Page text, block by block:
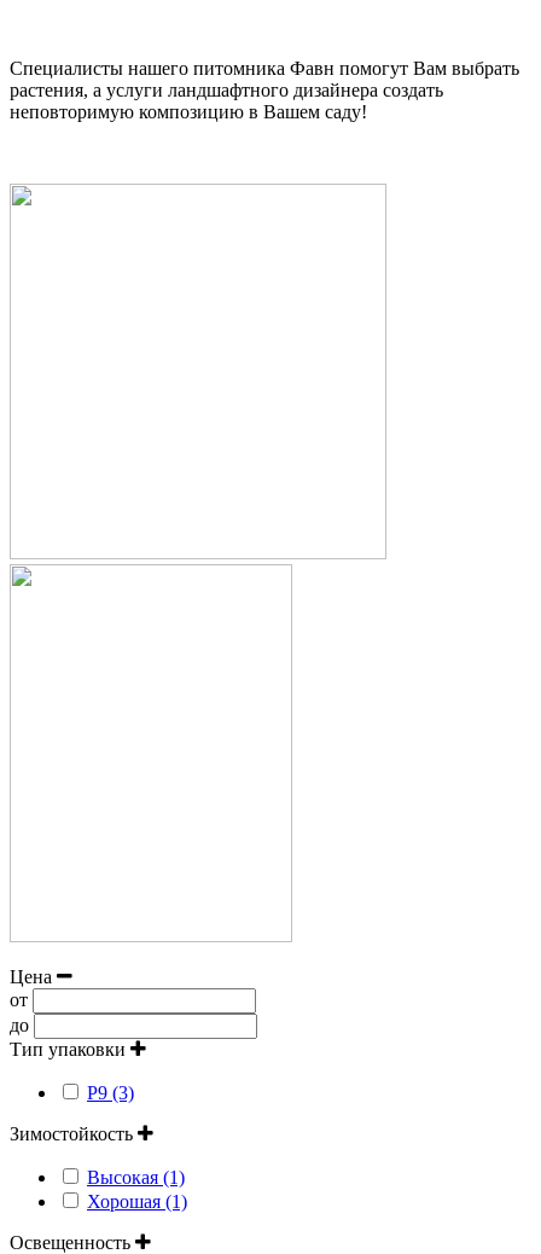
Специалисты нашего питомника Фавн помогут Вам выбрать
растения, а услуги ландшафтного дизайнера создать
неповторимую композицию в Вашем саду!
Цена
от
до
Тип упаковки
Р9 (3)
Зимостойкость
Высокая (1)
Хорошая (1)
Освещенность